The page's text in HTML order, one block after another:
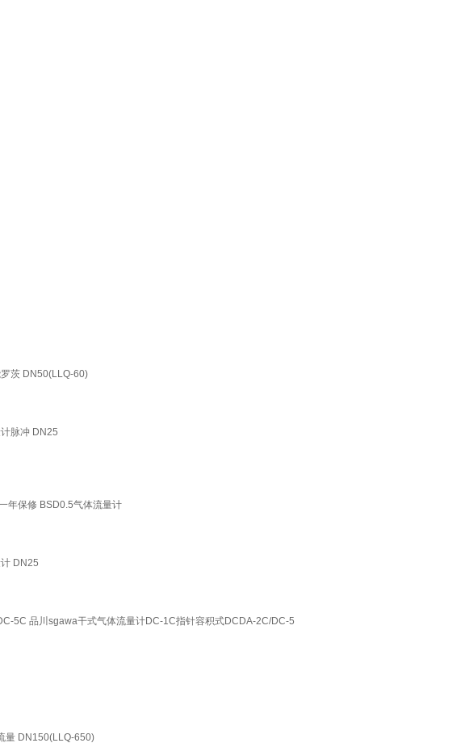
茨 DN50(LLQ-60)
脉冲 DN25
年保修 BSD0.5气体流量计
DN25
5C 品川sgawa干式气体流量计DC-1C指针容积式DCDA-2C/DC-5
量 DN150(LLQ-650)